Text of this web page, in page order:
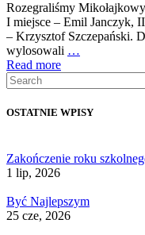
Rozegraliśmy
I miejsce – Emil Janczyk,
– Krzysztof Szczepański.
wylosowali …
Read more
OSTATNIE WPISY
Zakończenie roku
1 lip, 2026
Być Najlepszym
25 cze, 2026